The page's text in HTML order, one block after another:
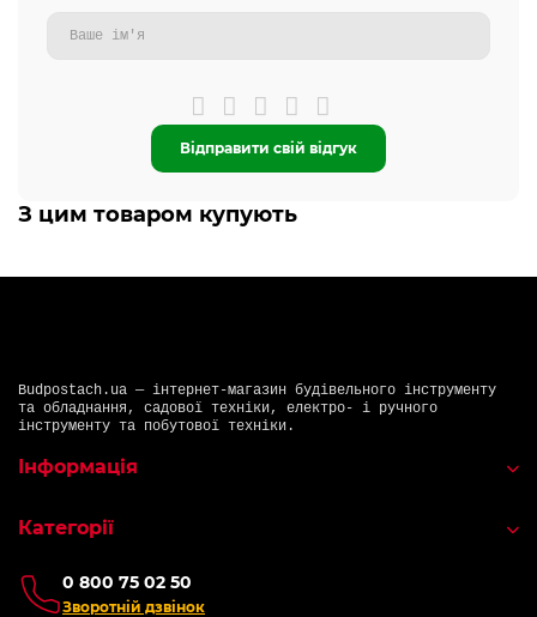
Відправити свій відгук
З цим товаром купують
Budpostach.ua — інтернет-магазин будівельного інструменту
та обладнання, садової техніки, електро- і ручного
інструменту та побутової техніки.
0 800 75 02 50
Зворотній дзвінок
Інформація
Категорії